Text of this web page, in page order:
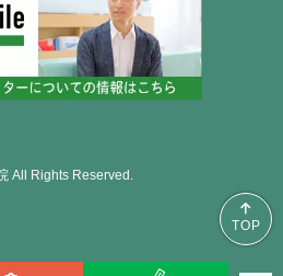
TOP
All Rights Reserved.